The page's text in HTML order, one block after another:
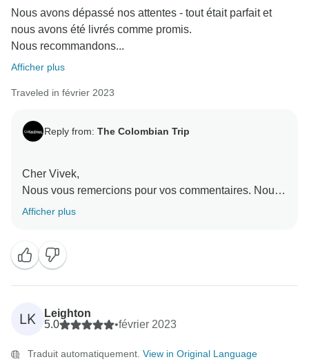
Nous avons dépassé nos attentes - tout était parfait et
nous avons été livrés comme promis.
Nous recommandons...
Afficher plus
Traveled in février 2023
Reply from: The Colombian Trip
Cher Vivek,
Nous vous remercions pour vos commentaires. Nous
sommes ravis d'avoir répondu à vos attentes. Nous
vous servir et de participer à vos belles vacances.
Nous vous souhaitons le meilleur,
Afficher plus
LK
Leighton
5.0
•février 2023
Traduit automatiquement. View in Original Language